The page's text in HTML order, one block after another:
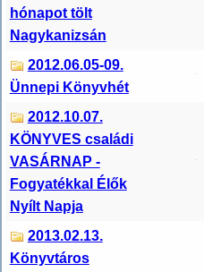
hónapot tölt
Nagykanizsán
2012.06.05-09.
Ünnepi Könyvhét
2012.10.07.
KÖNYVES családi
VASÁRNAP -
Fogyatékkal Élők
Nyílt Napja
2013.02.13.
Könyvtáros